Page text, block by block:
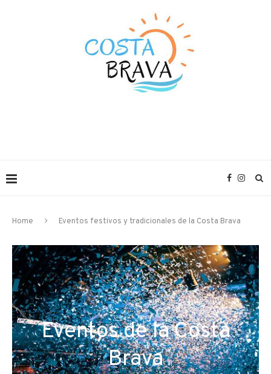
Home Eventos festivos y tradicionales de la Costa Brava
Eventos de la Costa
Brava